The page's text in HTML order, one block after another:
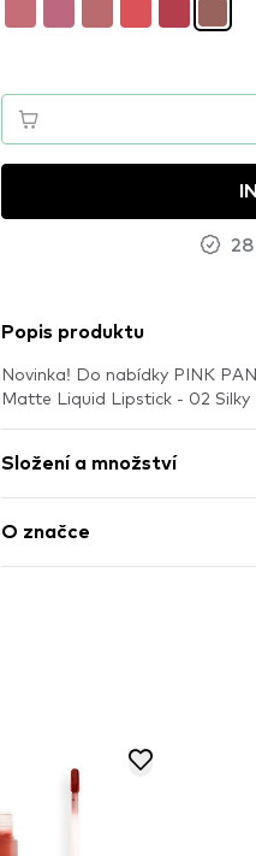
Popis produktu
Novinka! Do nabídky PINK
Matte Liquid Lipstick - 02 Silky
Složení a množství
O značce